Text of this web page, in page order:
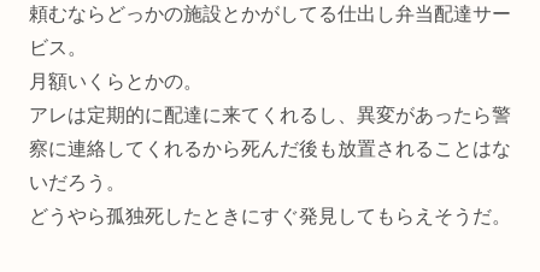
頼むならどっかの施設とかがしてる仕出し弁当配達サー
ビス。
月額いくらとかの。
アレは定期的に配達に来てくれるし、異変があったら警
察に連絡してくれるから死んだ後も放置されることはな
いだろう。
どうやら孤独死したときにすぐ発見してもらえそうだ。